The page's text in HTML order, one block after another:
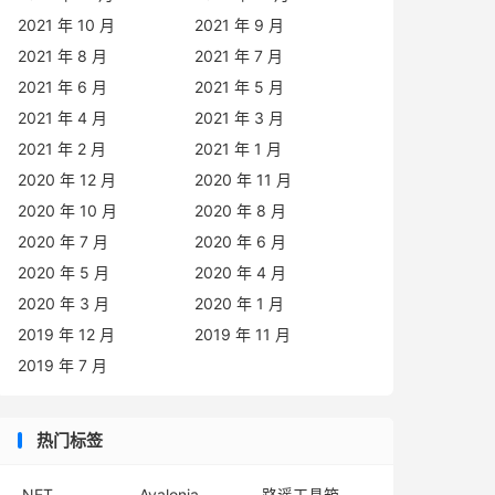
2021 年 10 月
2021 年 9 月
2021 年 8 月
2021 年 7 月
2021 年 6 月
2021 年 5 月
2021 年 4 月
2021 年 3 月
2021 年 2 月
2021 年 1 月
2020 年 12 月
2020 年 11 月
2020 年 10 月
2020 年 8 月
2020 年 7 月
2020 年 6 月
2020 年 5 月
2020 年 4 月
2020 年 3 月
2020 年 1 月
2019 年 12 月
2019 年 11 月
2019 年 7 月
热门标签